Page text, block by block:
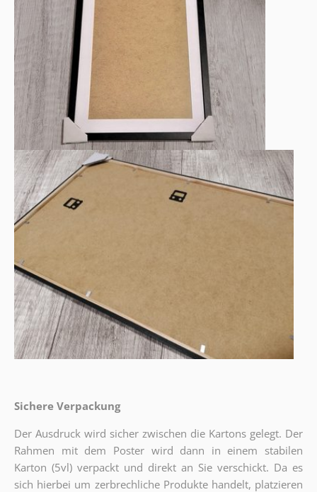
Sichere Verpackung
Der Ausdruck wird sicher zwischen die Kartons gelegt. Der
Rahmen mit dem Poster wird dann in einem stabilen
Karton (5vl) verpackt und direkt an Sie verschickt. Da es
sich hierbei um zerbrechliche Produkte handelt, platzieren